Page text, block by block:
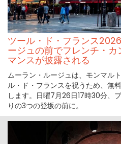
ツール・ド・フランス
ージュの前でフレンチ・
マンスが披露される
ムーラン・ルージュは、モンマル
ル・ド・フランスを祝うため、無
します。日曜7月26日17時30分、
りの3つの登坂の前に。